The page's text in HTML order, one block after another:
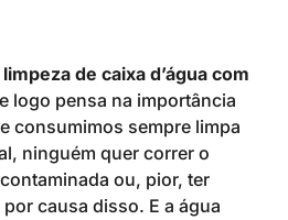
limpeza de caixa d’água com
logo pensa na importância
consumimos sempre limpa
ninguém quer correr o
ou, pior, ter
causa disso. E a água